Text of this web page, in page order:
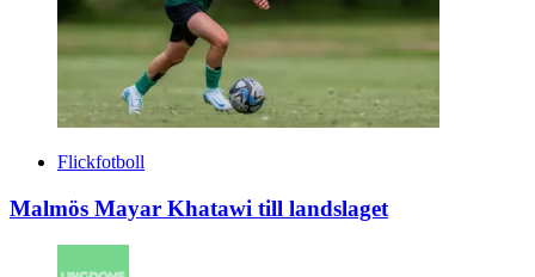
Flickfotboll
Malmös Mayar Khatawi till landslaget